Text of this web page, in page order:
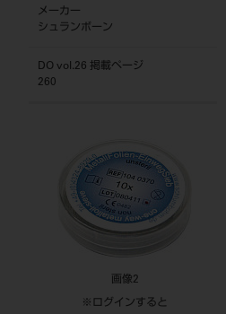
メーカー
シュランボーン
DO vol.26 掲載ページ
260
画像2
※ログインすると